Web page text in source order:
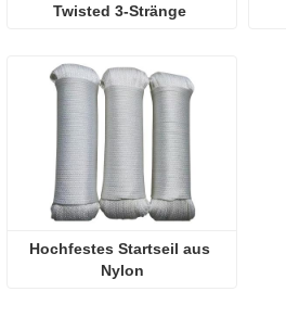
Twisted 3-Stränge
Schifffahrt
Hochfestes Startseil aus
Nylon